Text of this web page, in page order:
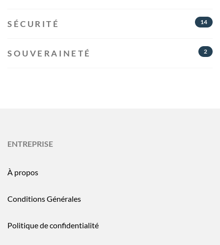
SÉCURITÉ 14
SOUVERAINETÉ 2
ENTREPRISE
À propos
Conditions Générales
Politique de confidentialité